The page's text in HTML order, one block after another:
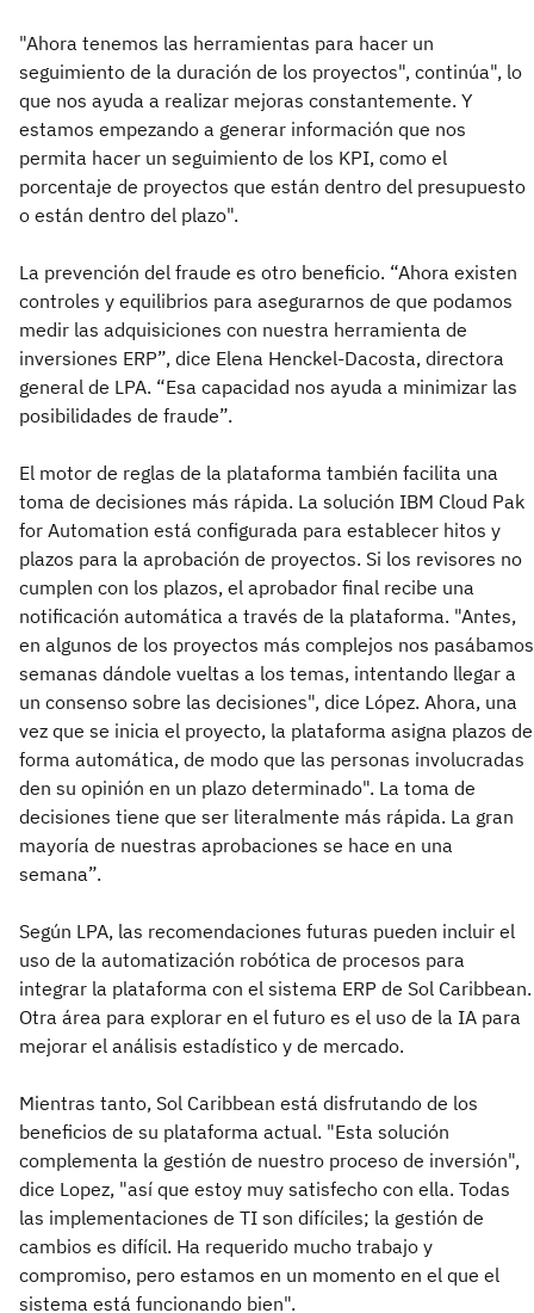
"Ahora tenemos las herramientas para hacer un
seguimiento de la duración de los proyectos", continúa", lo
que nos ayuda a realizar mejoras constantemente. Y
estamos empezando a generar información que nos
permita hacer un seguimiento de los KPI, como el
porcentaje de proyectos que están dentro del presupuesto
o están dentro del plazo".
La prevención del fraude es otro beneficio. “Ahora existen
controles y equilibrios para asegurarnos de que podamos
medir las adquisiciones con nuestra herramienta de
inversiones ERP”, dice Elena Henckel-Dacosta, directora
general de LPA. “Esa capacidad nos ayuda a minimizar las
posibilidades de fraude”.
El motor de reglas de la plataforma también facilita una
toma de decisiones más rápida. La solución IBM Cloud Pak
for Automation está configurada para establecer hitos y
plazos para la aprobación de proyectos. Si los revisores no
cumplen con los plazos, el aprobador final recibe una
notificación automática a través de la plataforma. "Antes,
en algunos de los proyectos más complejos nos pasábamos
semanas dándole vueltas a los temas, intentando llegar a
un consenso sobre las decisiones", dice López. Ahora, una
vez que se inicia el proyecto, la plataforma asigna plazos de
forma automática, de modo que las personas involucradas
den su opinión en un plazo determinado". La toma de
decisiones tiene que ser literalmente más rápida. La gran
mayoría de nuestras aprobaciones se hace en una
semana”.
Según LPA, las recomendaciones futuras pueden incluir el
uso de la automatización robótica de procesos para
integrar la plataforma con el sistema ERP de Sol Caribbean.
Otra área para explorar en el futuro es el uso de la IA para
mejorar el análisis estadístico y de mercado.
Mientras tanto, Sol Caribbean está disfrutando de los
beneficios de su plataforma actual. "Esta solución
complementa la gestión de nuestro proceso de inversión",
dice Lopez, "así que estoy muy satisfecho con ella. Todas
las implementaciones de TI son difíciles; la gestión de
cambios es difícil. Ha requerido mucho trabajo y
compromiso, pero estamos en un momento en el que el
sistema está funcionando bien".